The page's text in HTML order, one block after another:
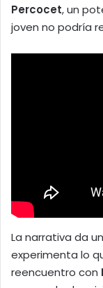
Percocet, un
joven no podría
La narrativa da
experimenta lo
reencuentro con